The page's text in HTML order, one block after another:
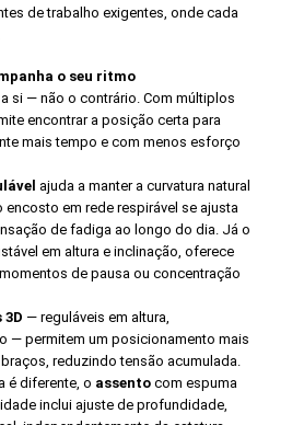
de trabalho exigentes, onde cada
o seu ritmo
si — não o contrário. Com múltiplos
encontrar a posição certa para
mais tempo e com menos esforço
ajuda a manter a curvatura natural
encosto em rede respirável se ajusta
de fadiga ao longo do dia. Já o
em altura e inclinação, oferece
de pausa ou concentração
3D — reguláveis em altura,
— permitem um posicionamento mais
reduzindo tensão acumulada.
é diferente, o assentocom espuma
inclui ajuste de profundidade,